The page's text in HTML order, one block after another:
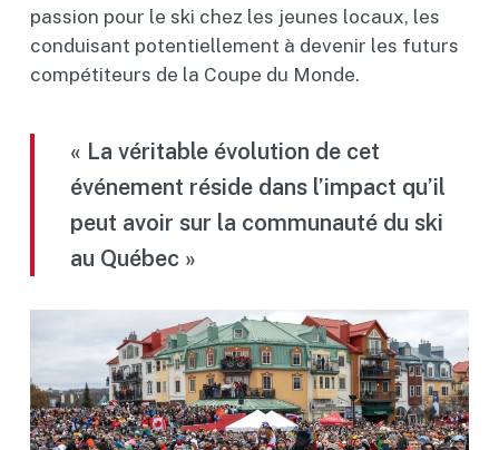
passion pour le ski chez les jeunes locaux, les
conduisant potentiellement à devenir les futurs
compétiteurs de la Coupe du Monde.
« La véritable évolution de cet
événement réside dans l’impact qu’il
peut avoir sur la communauté du ski
au Québec »